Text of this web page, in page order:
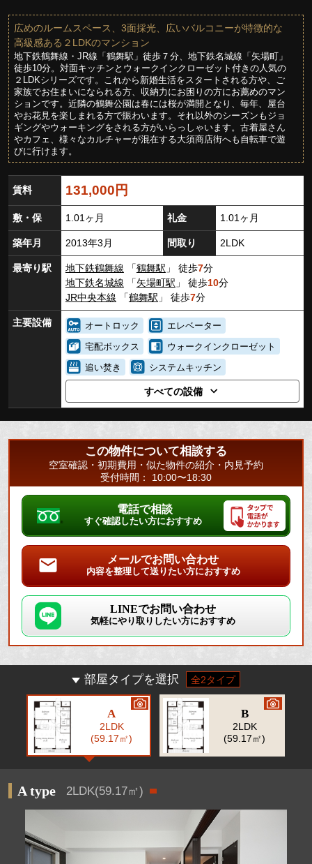
広めのルームスペース、3面採光、広いバルコニーが特徴的な
高級感ある２LDKのマンション
地下鉄鶴舞線・JR線「鶴舞駅」徒歩７分、地下鉄名城線「矢場町」
徒歩10分。対面キッチンとウォークインクローゼット付きの人気の
２LDKシリーズです。これから新婚生活をスタートされる方や、ご
家族でお住まいになられる方、収納力にお困りの方にお薦めのマン
ションです。近隣の鶴舞公園は春には桜が満開となり、毎年、屋台
やお花見を楽しまれる方で賑わいます。それ以外のシーズンもジョ
ギングやウォーキングをされる方がいらっしゃいます。古着屋さん
やカフェ、様々なカルチャーが混在する大須商店街へも自転車で遊
びに行けます。
賃料 131,000円
敷・保 1.01ヶ月 礼金 1.01ヶ月
築年月 2013年3月 間取り 2LDK
最寄り駅 地下鉄鶴舞線 「鶴舞駅 」 徒歩7分
地下鉄名城線 「矢場町駅 」 徒歩10分
JR中央本線 「鶴舞駅 」 徒歩7分
主要設備 オートロック
エレベーター
宅配ボックス
ウォークインクローゼット
追い焚き
システムキッチン
すべての設備
この物件について相談する
空室確認・初期費用・似た物件の紹介・内見予約
受付時間： 10:00〜18:30
電話で相談
すぐ確認したい方におすすめ
メールでお問い合わせ
内容を整理して送りたい方におすすめ
LINEでお問い合わせ
気軽にやり取りしたい方におすすめ
部屋タイプを選択 全2タイプ
A
2LDK
(59.17㎡)
B
2LDK
(59.17㎡)
A type 2LDK(59.17㎡)